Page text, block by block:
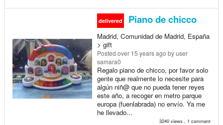
delivered Piano de chicco
Madrid, Comunidad de Madrid, España
> gift
Posted over 15 years ago by user
samara0
Regalo piano de chicco, por favor solo
gente que realmente lo necesite para
algún niñ@ que no pueda tener reyes
este año, a recoger en metro parque
europa (fuenlabrada) no envío. Ya me
he llevado...
3240 views , 1 comment